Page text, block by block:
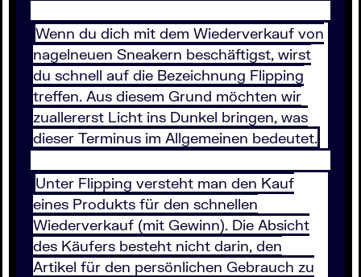
Wenn du dich mit dem Wiederverkauf von
nagelneuen Sneakern beschäftigst, wirst
du schnell auf die Bezeichnung Flipping
treffen. Aus diesem Grund möchten wir
zuallererst Licht ins Dunkel bringen, was
dieser Terminus im Allgemeinen bedeutet.
Unter Flipping versteht man den Kauf
eines Produkts für den schnellen
Wiederverkauf (mit Gewinn). Die Absicht
des Käufers besteht nicht darin, den
Artikel für den persönlichen Gebrauch zu